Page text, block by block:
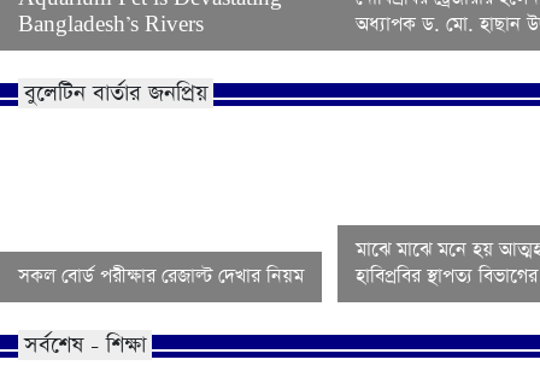
Bangladesh’s Rivers
অধ্যাপক ড. মো. হাছান
বুলেটিন বার্তার জনপ্রিয়
সকল বোর্ড পরীক্ষার রেজাল্ট দেখার নিয়ম
মাঝে মাঝে মনে হয়
হাবিপ্রবির স্থাপত্য
সর্বশেষ - শিক্ষা